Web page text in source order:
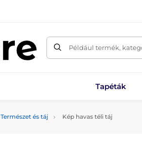
Például termék,
Tapéták
Természet és táj Kép havas téli táj